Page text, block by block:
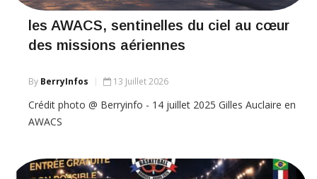
les AWACS, sentinelles du ciel au cœur
des missions aériennes
By BerryInfos 13 Juillet 2026
Crédit photo @ Berryinfo - 14 juillet 2025 Gilles Auclaire en
AWACS